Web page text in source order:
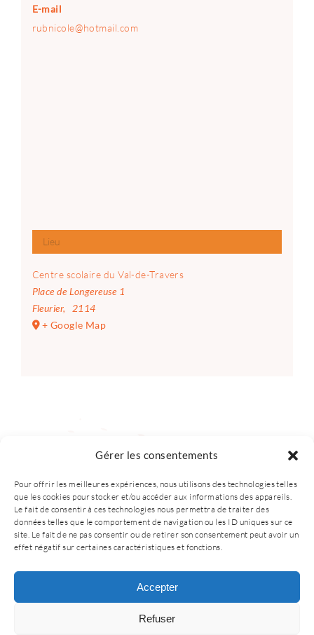
Gérer les consentements
Pour offrir les meilleures expériences, nous utilisons des technologies telles
que les cookies pour stocker et/ou accéder aux informations des appareils.
Le fait de consentir à ces technologies nous permettra de traiter des
données telles que le comportement de navigation ou les ID uniques sur ce
site. Le fait de ne pas consentir ou de retirer son consentement peut avoir un
effet négatif sur certaines caractéristiques et fonctions.
Accepter
Refuser
E-mail
rubnicole@hotmail.com
Lieu
Centre scolaire du Val-de-Travers
Place de Longereuse 1
Fleurier,
2114
+ Google Map
• Création du site interneti-proswiss.ch•
Mentions légales•